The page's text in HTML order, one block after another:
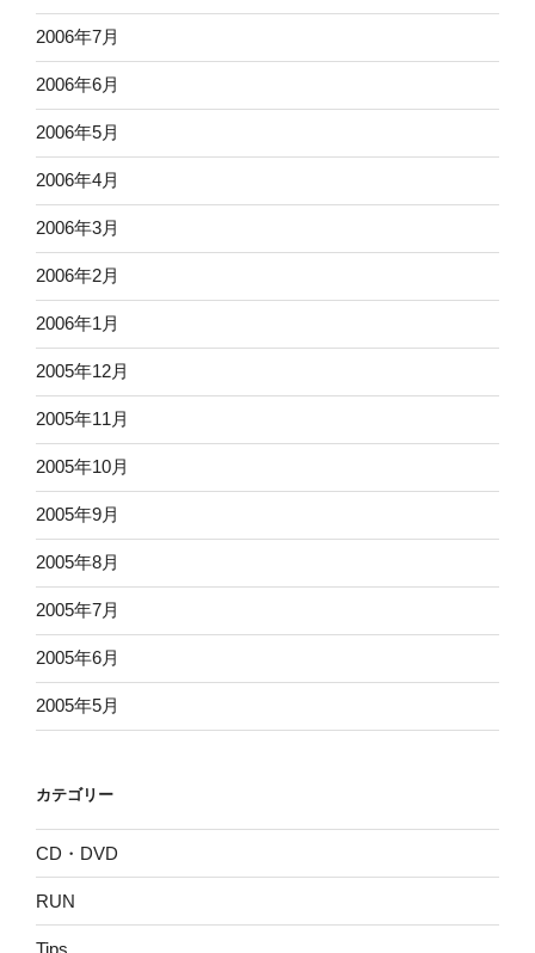
2006年7月
2006年6月
2006年5月
2006年4月
2006年3月
2006年2月
2006年1月
2005年12月
2005年11月
2005年10月
2005年9月
2005年8月
2005年7月
2005年6月
2005年5月
カテゴリー
CD・DVD
RUN
Tips